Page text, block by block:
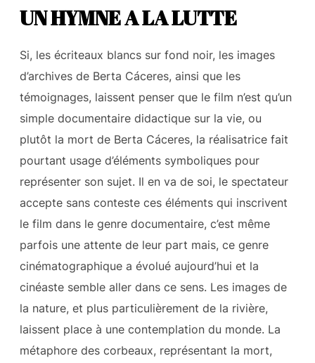
UN HYMNE A LA LUTTE
Si, les écriteaux blancs sur fond noir, les images
d’archives de Berta Cáceres, ainsi que les
témoignages, laissent penser que le film n’est qu’un
simple documentaire didactique sur la vie, ou
plutôt la mort de Berta Cáceres, la réalisatrice fait
pourtant usage d’éléments symboliques pour
représenter son sujet. Il en va de soi, le spectateur
accepte sans conteste ces éléments qui inscrivent
le film dans le genre documentaire, c’est même
parfois une attente de leur part mais, ce genre
cinématographique a évolué aujourd’hui et la
cinéaste semble aller dans ce sens. Les images de
la nature, et plus particulièrement de la rivière,
laissent place à une contemplation du monde. La
métaphore des corbeaux, représentant la mort,